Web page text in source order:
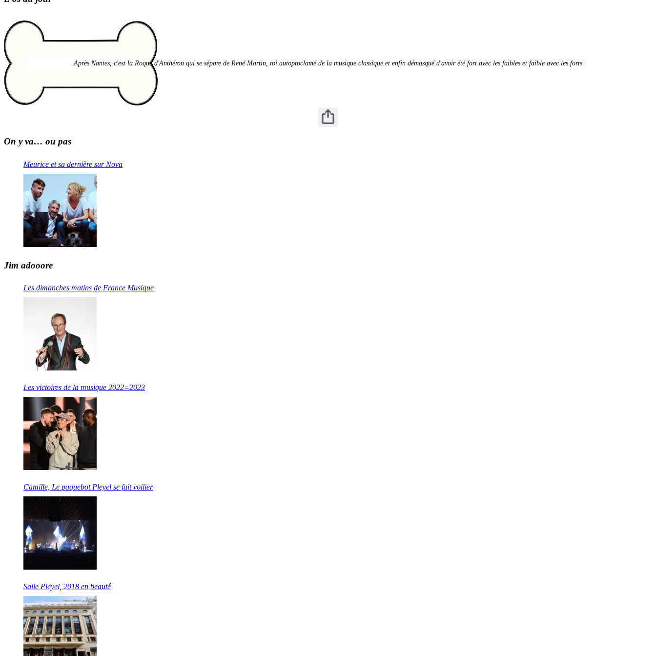
Après Nantes, c'est la Roque d'Anthéron qui se sépare de René Martin, roi autoproclamé de la musique classique et enfin démasqué d'avoir été fort avec les faibles et faible avec les forts
On y va… ou pas
Meurice et sa dernière sur Nova
Jim adooore
Les dimanches matins de France Musique
Les victoires de la musique 2022=2023
Camille, Le paquebot Pleyel se fait voilier
Salle Pleyel, 2018 en beauté